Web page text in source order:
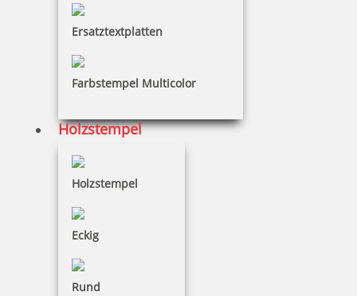
Ersatztextplatten
Farbstempel Multicolor
Holzstempel
Holzstempel
Eckig
Rund
12 Artikel in der Kategorie